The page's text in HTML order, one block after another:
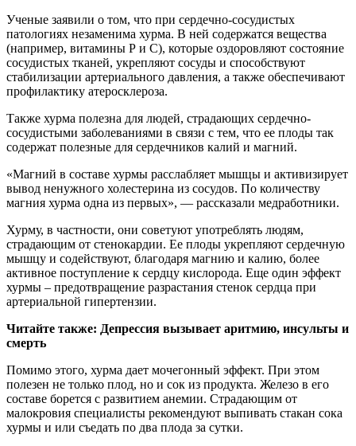
Ученые заявили о том, что при сердечно-сосудистых
патологиях незаменима хурма. В ней содержатся вещества
(например, витамины Р и С), которые оздоровляют состояние
сосудистых тканей, укрепляют сосуды и способствуют
стабилизации артериального давления, а также обеспечивают
профилактику атеросклероза.
Также хурма полезна для людей, страдающих сердечно-
сосудистыми заболеваниями в связи с тем, что ее плоды так
содержат полезные для сердечников калий и магний.
«Магний в составе хурмы расслабляет мышцы и активизирует
вывод ненужного холестерина из сосудов. По количеству
магния хурма одна из первых», — рассказали медработники.
Хурму, в частности, они советуют употреблять людям,
страдающим от стенокардии. Ее плоды укрепляют сердечную
мышцу и содействуют, благодаря магнию и калию, более
активное поступление к сердцу кислорода. Еще один эффект
хурмы – предотвращение разрастания стенок сердца при
артериальной гипертензии.
Читайте также: Депрессия вызывает аритмию, инсульты и
смерть
Помимо этого, хурма дает мочегонный эффект. При этом
полезен не только плод, но и сок из продукта. Железо в его
составе борется с развитием анемии. Страдающим от
малокровия специалисты рекомендуют выпивать стакан сока
хурмы и или съедать по два плода за сутки.